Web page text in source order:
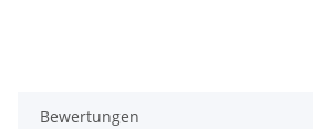
Bewertungen